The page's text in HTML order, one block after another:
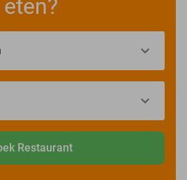
eten?
Restaurant